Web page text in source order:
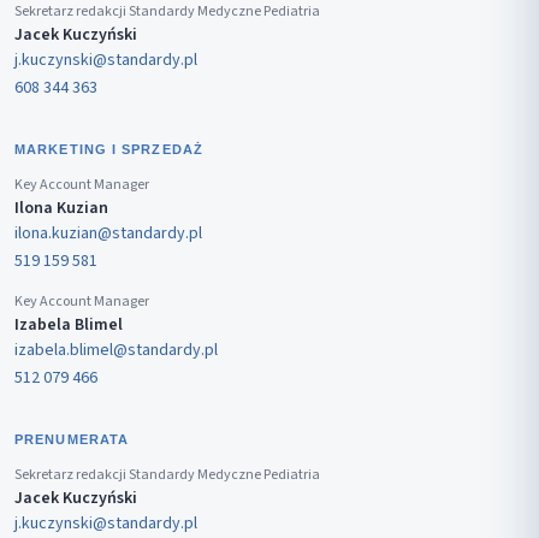
Sekretarz redakcji Standardy Medyczne Pediatria
Jacek Kuczyński
j.kuczynski@standardy.pl
608 344 363
MARKETING I SPRZEDAŻ
Key Account Manager
Ilona Kuzian
ilona.kuzian@standardy.pl
519 159 581
Key Account Manager
Izabela Blimel
izabela.blimel@standardy.pl
512 079 466
PRENUMERATA
Sekretarz redakcji Standardy Medyczne Pediatria
Jacek Kuczyński
j.kuczynski@standardy.pl